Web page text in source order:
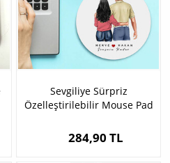
Sevgiliye Sürpriz
Özelleştirilebilir Mouse Pad
284,90 TL